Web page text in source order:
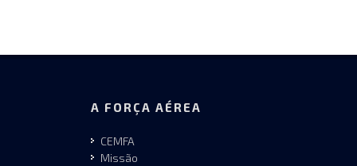
A FORÇA AÉREA
CEMFA
Missão